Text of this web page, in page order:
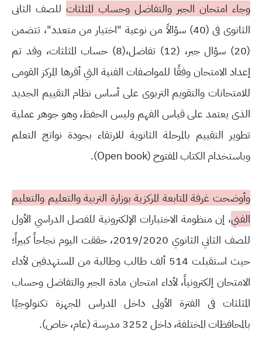
وجاء امتحان الجبر والتفاضل وحساب المثلثات للصف الثانى
الثانوى فى (40) سؤالاً من نوعية "اختيار من متعدد"، تتضمن
(20) سؤال جبر، (12) تفاضل،(8) حساب المثلثات، وقد تم
إعداد الامتحان وفقًا للمواصفات الفنية التي أقرها المركز القومى
للامتحانات والتقويم التربوى على أساس نظام التقييم الجديد
الذى يعتمد على قياس الفهم وليس الحفظ، وهو جوهر عملية
تطوير التقييم بالمرحلة الثانوية للارتقاء بجودة نواتج التعلم
وباستخدام الكتاب المفتوح (Open book).
وأوضحت غرفة المتابعة المركزية بوزارة التربية والتعليم والتعليم
الفني، إن منظومة الاختبارات الإلكترونية للفصل الدراسي الأول
للصف الثاني الثانوي 2019/2020، حققت اليوم نجاحاً كبيراً؛
حيث استقبلت 514 ألف طالب وطالبة من المستهدفين لأداء
الامتحان إلكترونياً، لأداء امتحان مادة الجبر والتفاضل وحساب
المثلثات فى الفترة الأولى داخل المدراس المجهزة تكنولوجيًا
بالمحافظات المختلفة، داخل 3252 مدرسة (عام، خاص).